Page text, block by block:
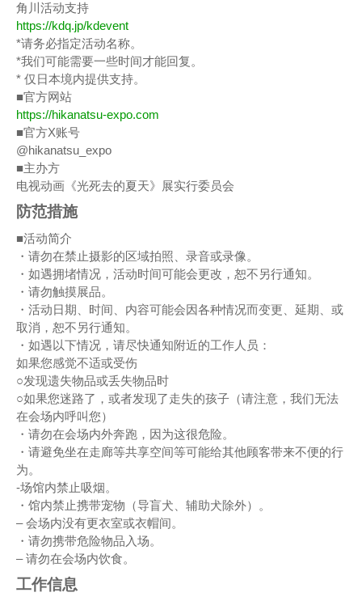
角川活动支持
https://kdq.jp/kdevent
*请务必指定活动名称。
*我们可能需要一些时间才能回复。
* 仅日本境内提供支持。
■官方网站
https://hikanatsu-expo.com
■官方X账号
@hikanatsu_expo
■主办方
电视动画《光死去的夏天》展实行委员会
防范措施
■活动简介
・请勿在禁止摄影的区域拍照、录音或录像。
・如遇拥堵情况，活动时间可能会更改，恕不另行通知。
・请勿触摸展品。
・活动日期、时间、内容可能会因各种情况而变更、延期、或
取消，恕不另行通知。
・如遇以下情况，请尽快通知附近的工作人员：
如果您感觉不适或受伤
○发现遗失物品或丢失物品时
○如果您迷路了，或者发现了走失的孩子（请注意，我们无法
在会场内呼叫您）
・请勿在会场内外奔跑，因为这很危险。
・请避免坐在走廊等共享空间等可能给其他顾客带来不便的行
为。
-场馆内禁止吸烟。
・馆内禁止携带宠物（导盲犬、辅助犬除外）。
– 会场内没有更衣室或衣帽间。
・请勿携带危险物品入场。
– 请勿在会场内饮食。
工作信息